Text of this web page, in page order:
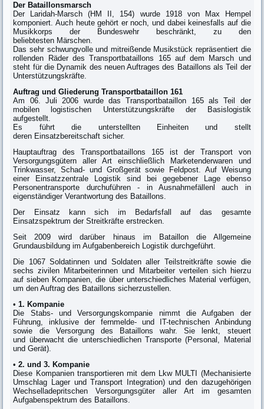
Der Bataillonsmarsch
Der Laridah-Marsch (HM II, 154) wurde 1918 von Max Hempel
komponiert. Auch heute gehört er noch, und dabei keinesfalls auf die
Musikkorps der Bundeswehr beschränkt, zu den
beliebtesten Märschen.
Das sehr schwungvolle und mitreißende Musikstück repräsentiert die
rollenden Räder des Transportbataillons 165 auf dem Marsch und
steht für die Dynamik des neuen Auftrages des Bataillons als Teil der
Unterstützungskräfte.
Auftrag und Gliederung Transportbataillon 161
Am 06. Juli 2006 wurde das Transportbataillon 165 als Teil der
mobilen logistischen Unterstützungskräfte der Basislogistik
aufgestellt.
Es führt die unterstellten Einheiten und stellt
deren Einsatzbereitschaft sicher.
Hauptauftrag des Transportbataillons 165 ist der Transport von
Versorgungsgütern aller Art einschließlich Marketenderwaren und
Trinkwasser, Schad- und Großgerät sowie Feldpost. Auf Weisung
einer Einsatzzentrale Logistik sind bei gegebener Lage ebenso
Personentransporte durchuführen - in Ausnahmefällenl auch in
eigenständiger Verantwortung des Bataillons.
Der Einsatz kann sich im Bedarfsfall auf das gesamte
Einsatzspektrum der Streitkräfte erstrecken.
Seit 2009 wird darüber hinaus im Bataillon die Allgemeine
Grundausbildung im Aufgabenbereich Logistik durchgeführt.
Die 1067 Soldatinnen und Soldaten aller Teilstreitkräfte sowie die
sechs zivilen Mitarbeiterinnen und Mitarbeiter verteilen sich hierzu
auf sieben Kompanien, die über unterschiedliches Material verfügen,
um den Auftrag des Bataillons sicherzustellen.
•1. Kompanie
Die Stabs- und Versorgungskompanie nimmt die Aufgaben der
Führung, inklusive der fernmelde- und IT-technischen Anbindung
sowie die Versorgung des Bataillons wahr. Sie lenkt, steuert
und überwacht die unterschiedlichen Transporte (Personal, Material
und Gerät).
•2. und 3. Kompanie
Diese Kompanien transportieren mit dem Lkw MULTI (Mechanisierte
Umschlag Lager und Transport Integration) und den dazugehörigen
Wechselladepritschen Versorgungsgüter aller Art im gesamten
Aufgabenspektrum des Bataillons.